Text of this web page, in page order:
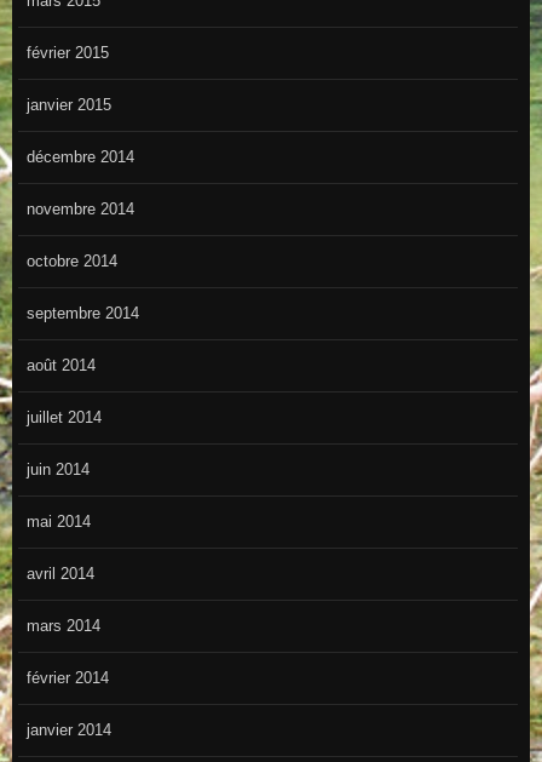
février 2015
janvier 2015
décembre 2014
novembre 2014
octobre 2014
septembre 2014
août 2014
juillet 2014
juin 2014
mai 2014
avril 2014
mars 2014
février 2014
janvier 2014